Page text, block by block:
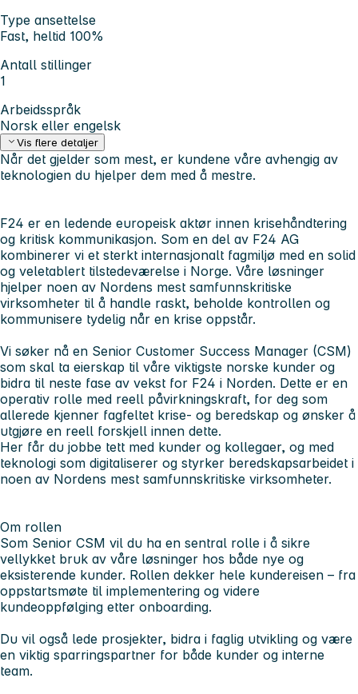
Type ansettelse
Fast, heltid 100%
Antall stillinger
1
Arbeidsspråk
Norsk eller engelsk
Vis flere detaljer
Når det gjelder som mest, er kundene våre avhengig av
teknologien du hjelper dem med å mestre.
F24 er en ledende europeisk aktør innen krisehåndtering
og kritisk kommunikasjon. Som en del av F24 AG
kombinerer vi et sterkt internasjonalt fagmiljø med en solid
og veletablert tilstedeværelse i Norge. Våre løsninger
hjelper noen av Nordens mest samfunnskritiske
virksomheter til å handle raskt, beholde kontrollen og
kommunisere tydelig når en krise oppstår.
Vi søker nå en Senior Customer Success Manager (CSM)
som skal ta eierskap til våre viktigste norske kunder og
bidra til neste fase av vekst for F24 i Norden. Dette er en
operativ rolle med reell påvirkningskraft, for deg som
allerede kjenner fagfeltet krise- og beredskap og ønsker å
utgjøre en reell forskjell innen dette.
Her får du jobbe tett med kunder og kollegaer, og med
teknologi som digitaliserer og styrker beredskapsarbeidet i
noen av Nordens mest samfunnskritiske virksomheter.
Om rollen
Som Senior CSM vil du ha en sentral rolle i å sikre
vellykket bruk av våre løsninger hos både nye og
eksisterende kunder. Rollen dekker hele kundereisen – fra
oppstartsmøte til implementering og videre
kundeoppfølging etter onboarding.
Du vil også lede prosjekter, bidra i faglig utvikling og være
en viktig sparringspartner for både kunder og interne
team.